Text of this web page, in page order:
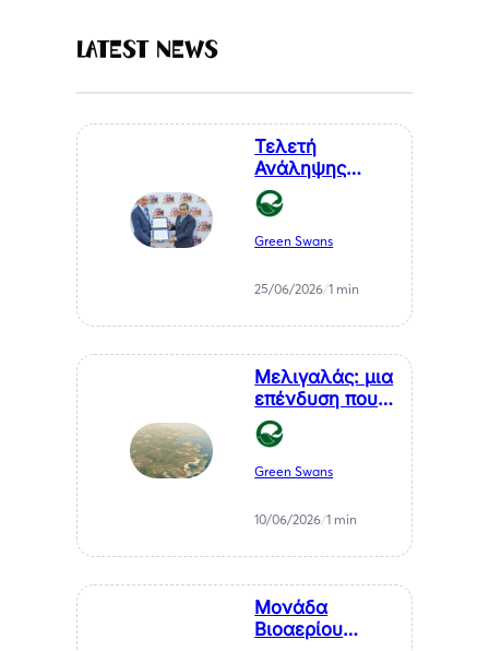
Latest News
Τελετή
Ανάληψης
Καθηκόντων
του Επίτιμου
Προξένου της
της Χιλής στη
Θεσσαλονίκη, κ.
Αθανάσιου
Green Swans
25/06/2026/1 min
Μελιγαλάς: μια
επένδυση που
μετατρέπει ένα
χρόνιο
πρόβλημα της
Μεσσηνίας σε
ενέργεια
Green Swans
10/06/2026/1 min
Μονάδα
Βιοαερίου